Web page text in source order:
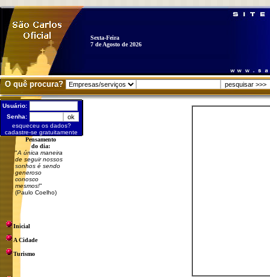
Sexta-Feira
7 de Agosto de 2026
O quê procura?
Usuário:
Senha:
esqueceu os dados?
cadastre-se gratuitamente
Pensamento
do dia:
"A única maneira
de seguir nossos
sonhos é sendo
generoso
conosco
mesmos!"
(Paulo Coelho)
Inicial
A Cidade
Turismo